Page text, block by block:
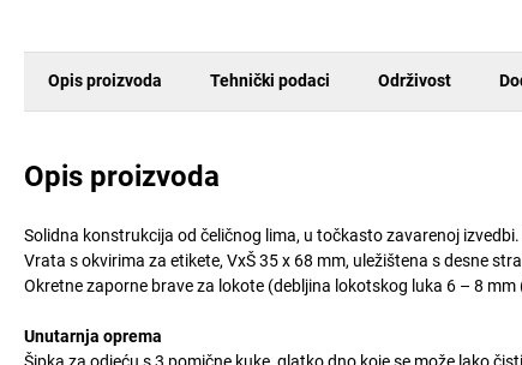
Opis proizvoda Tehnički podaci Održivost
Opis proizvoda
Solidna konstrukcija od čeličnog lima, u točkasto zavarenoj
Vrata s okvirima za etikete, VxŠ 35 x 68 mm, uležištena s desne
Okretne zaporne brave za lokote (debljina lokotskog luka 6 – 8
Unutarnja oprema
Šipka za odjeću s 3 pomične kuke, glatko dno koje se može lako